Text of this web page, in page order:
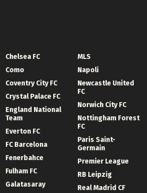
Chelsea FC
Como
Coventry City FC
Crystal Palace FC
England National
Team
Everton FC
FC Barcelona
Fenerbahce
Fulham FC
Galatasaray
MLS
Napoli
Newcastle United
FC
Norwich City FC
Nottingham Forest
FC
Paris Saint-
Germain
Premier League
RB Leipzig
Real Madrid CF